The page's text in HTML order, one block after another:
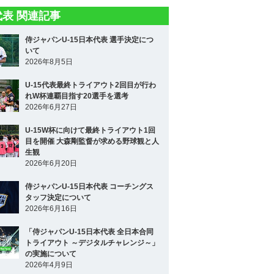
関連記事
侍ジャパンU-15日本代表 選手決定につ
いて
2026年8月5日
U-15代表最終トライアウト2回目が行わ
れW杯連覇目指す20選手を選考
2026年6月27日
U-15W杯に向けて最終トライアウト1回
目を開催 大森剛監督が求める野球観と人
生観
2026年6月20日
侍ジャパンU-15日本代表 コーチングス
タッフ決定について
2026年6月16日
「侍ジャパンU-15日本代表 全日本合同
トライアウト ～デジタルチャレンジ～」
の実施について
2026年4月9日